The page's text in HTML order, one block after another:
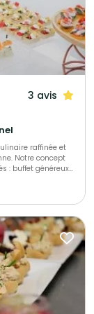
et la
3 avis
raffinée et
Notre concept
: buffet généreux,
bien vos
unique et